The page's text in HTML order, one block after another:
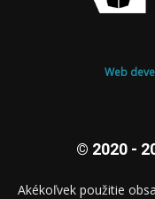
Web
© 2020 -
Akékoľvek použitie